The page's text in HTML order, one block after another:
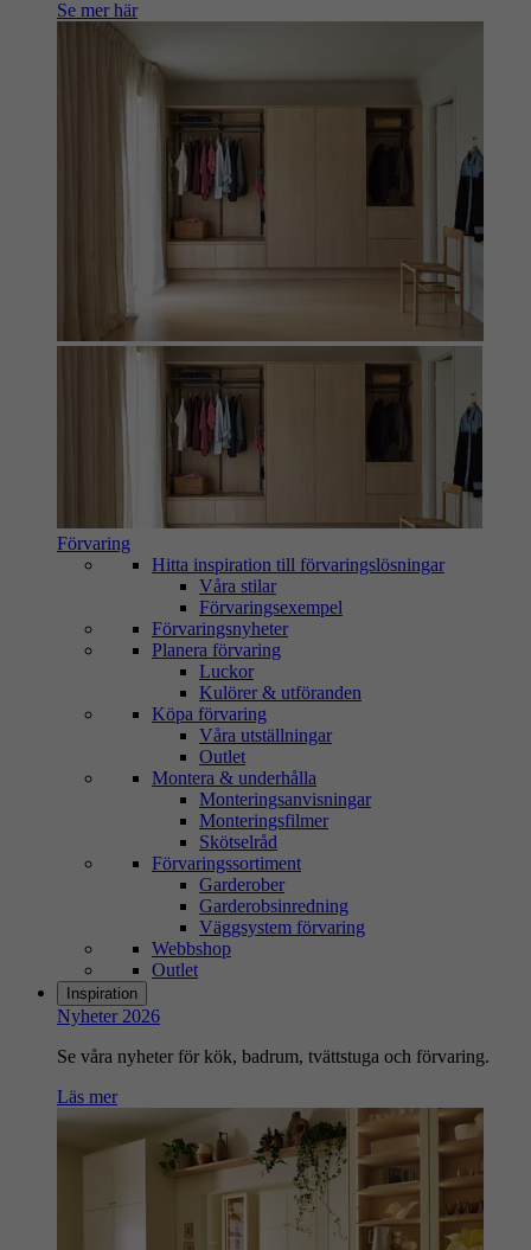
Se mer här
Förvaring
Hitta inspiration till förvaringslösningar
Våra stilar
Förvaringsexempel
Förvaringsnyheter
Planera förvaring
Luckor
Kulörer & utföranden
Köpa förvaring
Våra utställningar
Outlet
Montera & underhålla
Monteringsanvisningar
Monteringsfilmer
Skötselråd
Förvaringssortiment
Garderober
Garderobsinredning
Väggsystem förvaring
Webbshop
Outlet
Inspiration
Nyheter 2026
Se våra nyheter för kök, badrum, tvättstuga och förvaring.
Läs mer